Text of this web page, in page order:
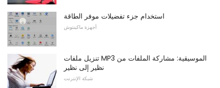
استخدام جزء تفضيلات موفر الطاقة
أجهزة ماكينتوش
تنزيل ملفات MP3 الموسيقية: مشاركة الملفات من
نظير إلى نظير
شبكة الإنترنت